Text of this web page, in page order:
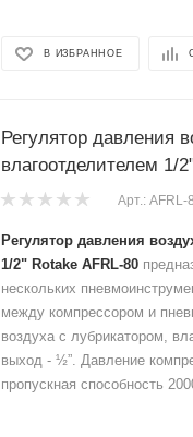
В ИЗБРАННОЕ
Регулятор давления
влагоотделителем 1/
Арт.: AFRL-
Регулятор давления
1/2" Rotake AFRL-80
нескольких
между компрессором и
воздуха с лубрикатором,
выход - ½”. Давление
пропускная способность